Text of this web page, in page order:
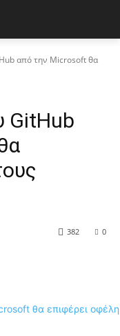
από την Microsoft θα
GitHub
0
382